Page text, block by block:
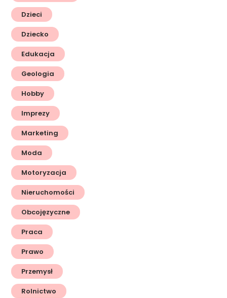
Dzieci
Dziecko
Edukacja
Geologia
Hobby
Imprezy
Marketing
Moda
Motoryzacja
Nieruchomości
Obcojęzyczne
Praca
Prawo
Przemysł
Rolnictwo